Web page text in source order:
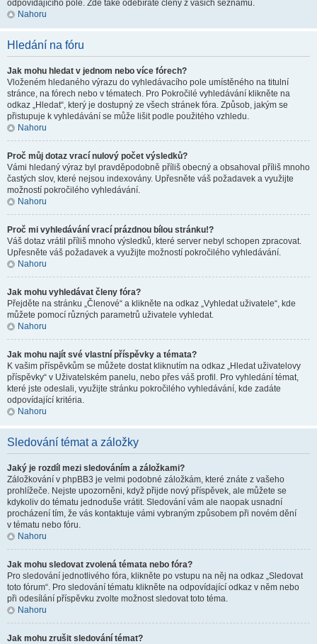
odpovídajícího pole. Zde také odebíráte členy z vašich seznamů.
Nahoru
Hledání na fóru
Jak mohu hledat v jednom nebo více fórech?
Vloženém hledaného výrazu do vyhledávacího pole umístěného na titulní
stránce, na fórech nebo v tématech. Pro Pokročilé vyhledávání klikněte na
odkaz „Hledat“, který je dostupný ze všech stránek fóra. Způsob, jakým se
přistupuje k vyhledávání se může lišit podle použitého vzhledu.
Nahoru
Proč můj dotaz vrací nulový počet výsledků?
Vámi hledaný výraz byl pravděpodobně příliš obecný a obsahoval příliš mnoho
častých slov, které nejsou indexovány. Upřesněte váš požadavek a využijte
možností pokročilého vyhledávání.
Nahoru
Proč mi vyhledávání vrací prázdnou bílou stránku!?
Váš dotaz vrátil příliš mnoho výsledků, které server nebyl schopen zpracovat.
Upřesněte váš požadavek a využijte možností pokročilého vyhledávání.
Nahoru
Jak mohu vyhledávat členy fóra?
Přejděte na stránku „Členové“ a klikněte na odkaz „Vyhledat uživatele“, kde
můžete pomocí různých parametrů uživatele vyhledat.
Nahoru
Jak mohu najít své vlastní příspěvky a témata?
K vašim příspěvkům se můžete dostat kliknutím na odkaz „Hledat uživatelovy
příspěvky“ v Uživatelském panelu, nebo přes váš profil. Pro vyhledání témat,
které jste odeslali, využijte stránku pokročilého vyhledávání, kde zadáte
odpovídající kritéria.
Nahoru
Sledování témat a záložky
Jaký je rozdíl mezi sledováním a záložkami?
Záložkování v phpBB3 je velmi podobné záložkám, které znáte z vašeho
prohlížeče. Nejste upozorněni, když přijde nový příspěvek, ale můžete se
kdykoliv do tématu jednoduše vrátit. Sledování vám ale naopak usnadní
procházení tím, že vás kontaktuje vámi vybraným způsobem při novém dění
v tématu nebo fóru.
Nahoru
Jak mohu sledovat zvolená témata nebo fóra?
Pro sledování jednotlivého fóra, klikněte po vstupu na něj na odkaz „Sledovat
toto fórum“. Pro sledování tématu klikněte na odpovídající odkaz v něm nebo
při odesílání příspěvku zvolte možnost sledovat toto téma.
Nahoru
Jak mohu zrušit sledování témat?